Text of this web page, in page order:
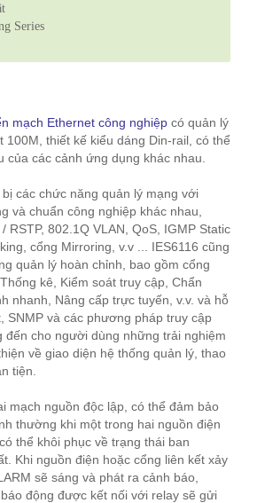
Series
mạch Ethernet công nghiệp có quản lý
100M, thiết kế kiểu dáng Din-rail, có thể
của các cảnh ứng dụng khác nhau.
các chức năng quản lý mạng với
và chuẩn công nghiệp khác nhau,
RSTP, 802.1Q VLAN, QoS, IGMP Static
cổng Mirroring, v.v ... IES6116 cũng
quản lý hoàn chỉnh, bao gồm cổng
kê, Kiểm soát truy cập, Chẩn
nhanh, Nâng cấp trực tuyến, v.v. và hỗ
SNMP và các phương pháp truy cập
đến cho người dùng những trải nghiệm
về giao diện hệ thống quản lý, thao
tiện.
mạch nguồn độc lập, có thể đảm bảo
thường khi một trong hai nguồn điện
thể khôi phục về trạng thái ban
Khi nguồn điện hoặc cổng liên kết xảy
sẽ sáng và phát ra cảnh báo,
động được kết nối với relay sẽ gửi